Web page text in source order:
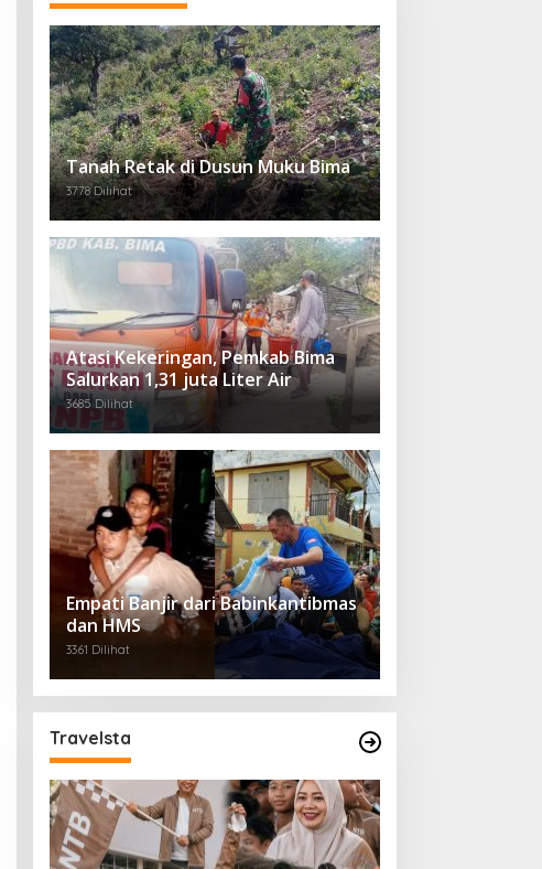
Tanah Retak di Dusun Muku Bima
3778 Dilihat
Atasi Kekeringan, Pemkab Bima
Salurkan 1,31 juta Liter Air
3685 Dilihat
Empati Banjir dari Babinkantibmas
dan HMS
3361 Dilihat
Travelsta